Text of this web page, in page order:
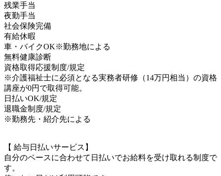
残業手当
夜勤手当
社会保険完備
有給休暇
車・バイクOK※勤務地による
無料健康診断
資格取得応援制度/規定
※介護福祉士に必須となる実務者研修（14万円相当）の資格
講座が0円で取得可能。
日払いOK/規定
退職金制度/規定
※勤務先・紹介先による
【 給与日払いサービス】
自分のペースに合わせて日払いでお給料を受け取れる制度で
す。